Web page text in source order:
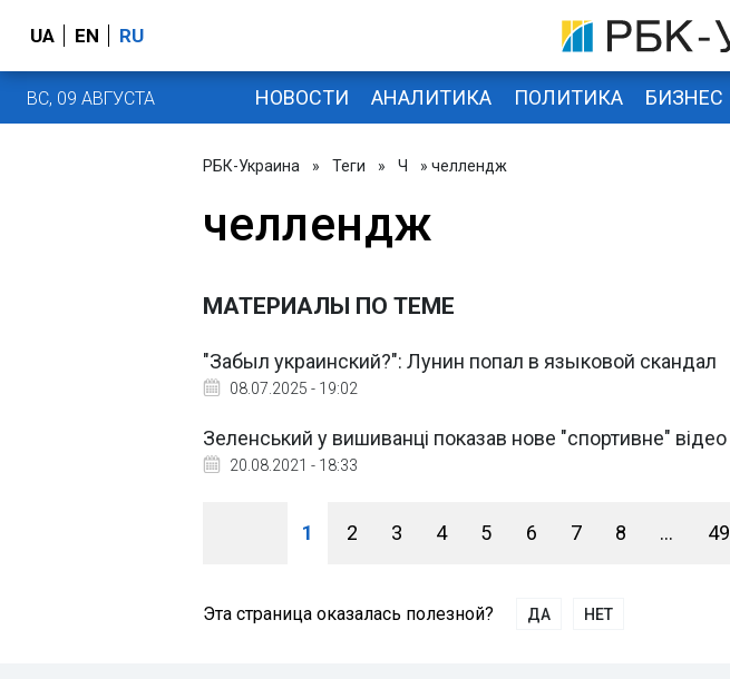
UA EN RU
ВС, 09 АВГУСТА НОВОСТИ АНАЛИТИКА ПОЛИТИКА БИЗНЕС
РБК-Украина » Теги » Ч » челлендж
челлендж
МАТЕРИАЛЫ ПО ТЕМЕ
"Забыл украинский?": Лунин попал в языковой скандал
08.07.2025 - 19:02
Зеленський у вишиванці показав нове "спортивне" відео
20.08.2021 - 18:33
1 2 3 4 5 6 7 8 ... 49
Эта страница оказалась полезной? ДА НЕТ